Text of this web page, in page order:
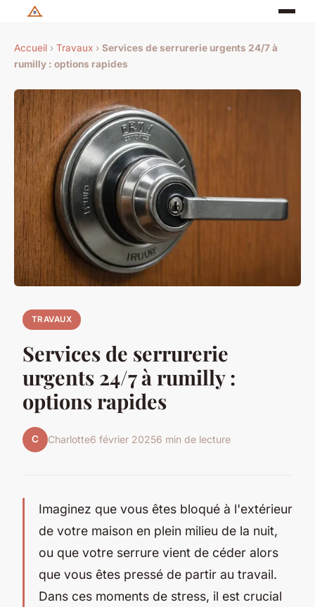
Accueil › Travaux › Services de serrurerie urgents 24/7 à
rumilly : options rapides
TRAVAUX
Services de serrurerie
urgents 24/7 à rumilly :
options rapides
C Charlotte6 février 20256 min de lecture
Imaginez que vous êtes bloqué à l'extérieur
de votre maison en plein milieu de la nuit,
ou que votre serrure vient de céder alors
que vous êtes pressé de partir au travail.
Dans ces moments de stress, il est crucial